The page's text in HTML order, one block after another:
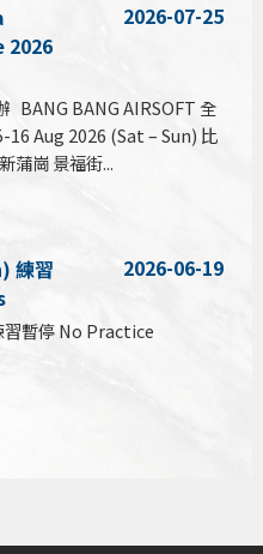
2026
2026-07-25
BANG BANG AIRSOFT 全
Aug 2026 (Sat – Sun) 比
蒲崗 景福街...
練習
2026-06-19
習暫停 No Practice